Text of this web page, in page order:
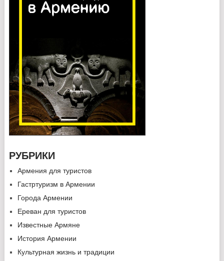
РУБРИКИ
Армения для туристов
Гастртуризм в Армении
Города Армении
Ереван для туристов
Известные Армяне
История Армении
Культурная жизнь и традиции